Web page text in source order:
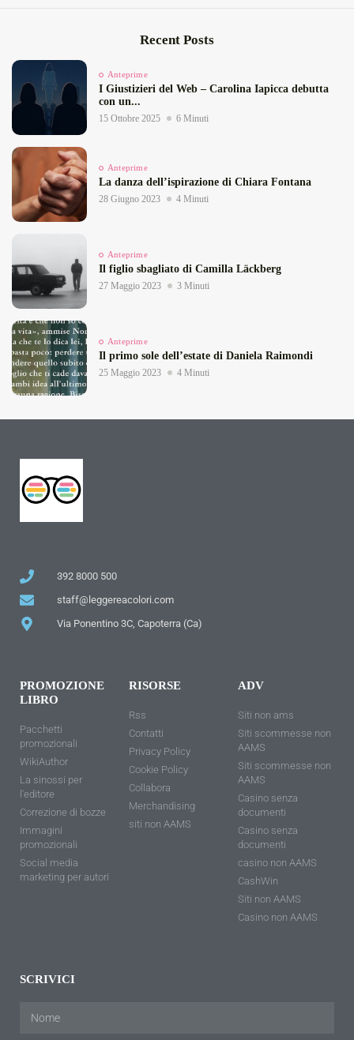
Recent Posts
Anteprime
I Giustizieri del Web – Carolina Iapicca debutta
con un...
15 Ottobre 2025 6 Minuti
Anteprime
La danza dell’ispirazione di Chiara Fontana
28 Giugno 2023 4 Minuti
Anteprime
Il figlio sbagliato di Camilla Läckberg
27 Maggio 2023 3 Minuti
Anteprime
Il primo sole dell’estate di Daniela Raimondi
25 Maggio 2023 4 Minuti
392 8000 500
staff@leggereacolori.com
Via Ponentino 3C, Capoterra (Ca)
PROMOZIONE
LIBRO
Pacchetti
promozionali
WikiAuthor
La sinossi per
l'editore
Correzione di bozze
Immagini
promozionali
Social media
marketing per autori
RISORSE
Rss
Contatti
Privacy Policy
Cookie Policy
Collabora
Merchandising
siti non AAMS
ADV
Siti non ams
Siti scommesse non
AAMS
Siti scommesse non
AAMS
Casino senza
documenti
Casino senza
documenti
casino non AAMS
CashWin
Siti non AAMS
Casino non AAMS
SCRIVICI